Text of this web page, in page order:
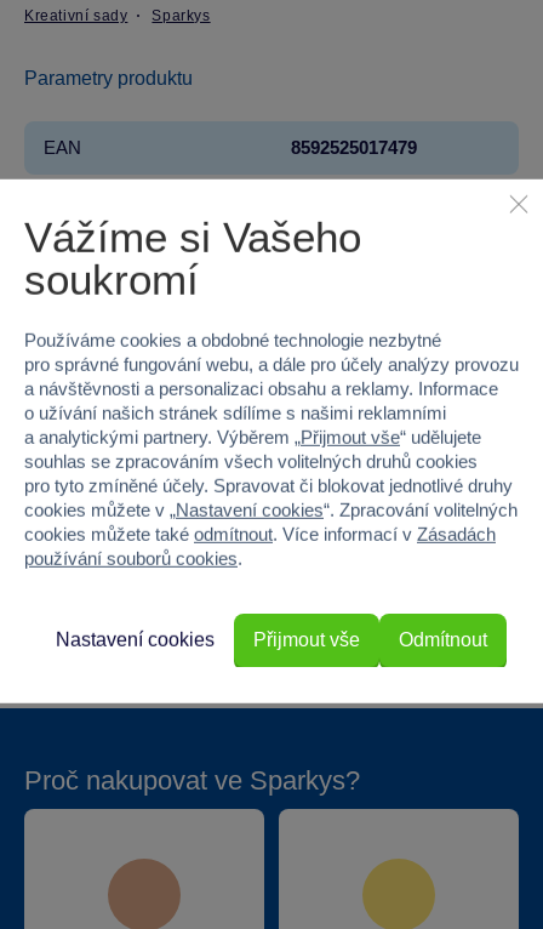
Kreativní sady Sparkys
Parametry produktu
EAN 8592525017479
Značka Sparkys
Věk od 3
Pohlaví HOLKA, KLUK
Šířka 12
Výška 17
Hloubka
Hmotnost v gramech
Proč nakupovat ve Sparkys?
Vážíme si Vašeho
soukromí
Používáme cookies a obdobné technologie nezbytné
pro správné fungování webu, a dále pro účely analýzy provozu
a návštěvnosti a personalizaci obsahu a reklamy. Informace
o užívání našich stránek sdílíme s našimi reklamními
a analytickými partnery. Výběrem „Přijmout vše“ udělujete
souhlas se zpracováním všech volitelných druhů cookies
pro tyto zmíněné účely. Spravovat či blokovat jednotlivé druhy
cookies můžete v „Nastavení cookies“. Zpracování volitelných
cookies můžete také odmítnout. Více informací v Zásadách
používání souborů cookies.
Odmítnout
Nastavení cookies Přijmout vše